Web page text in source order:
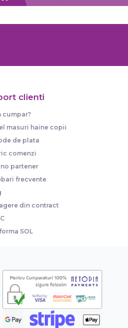
clienti
cumpar?
masuri haine copii
de plata
comenzi
partener
frecvente
din contract
SOL